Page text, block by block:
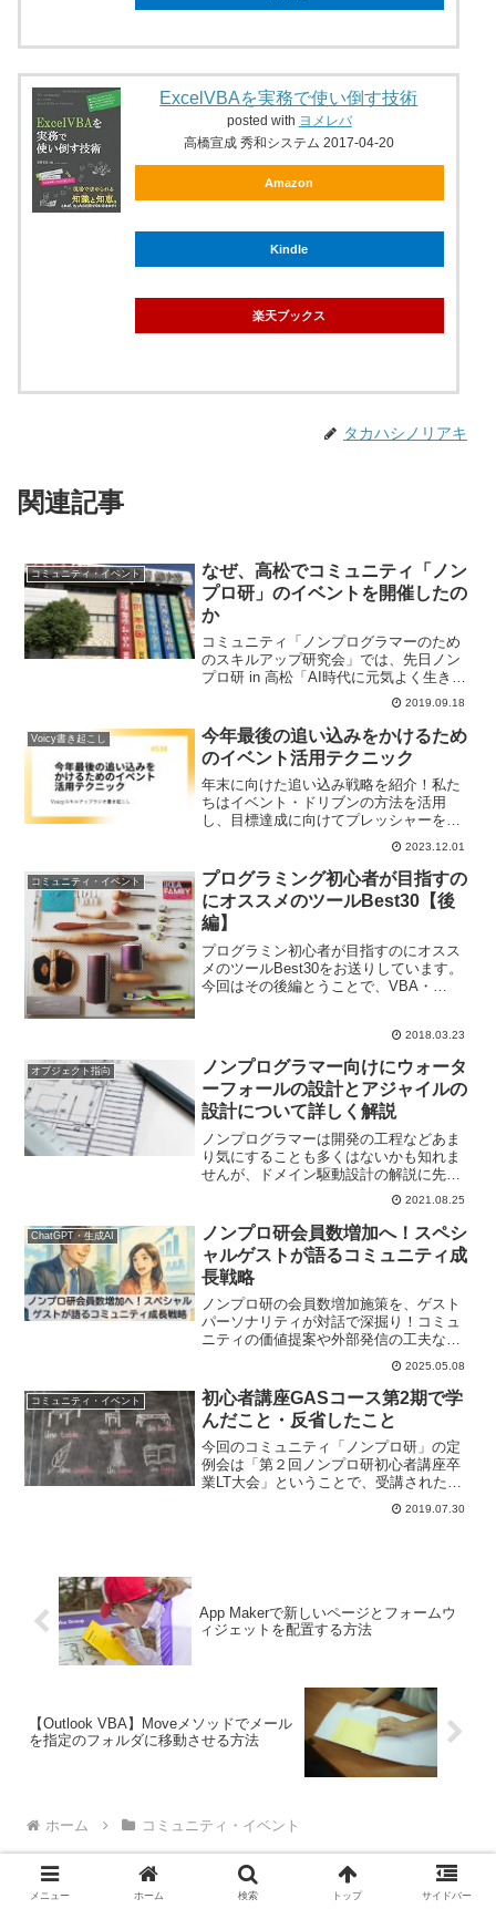
ExcelVBAを実務で使い倒す技術
posted with ヨメレバ
高橋宣成 秀和システム 2017-04-20
Amazon
Kindle
楽天ブックス
タカハシノリアキ
関連記事
コミュニティ・イベント
なぜ、高松でコミュニティ「ノン
プロ研」のイベントを開催したの
か
コミュニティ「ノンプログラマーのため
のスキルアップ研究会」では、先日ノン
プロ研 in 高松「AI時代に元気よく生き残
るためのプログラミングとその身につけ
方」というイベントを開催しました。本
記事はそのレポートです。
2019.09.18
Voicy書き起こし
今年最後の追い込みをかけるため
のイベント活用テクニック
年末に向けた追い込み戦略を紹介！私た
ちはイベント・ドリブンの方法を活用
し、目標達成に向けてプレッシャーをか
けています。この戦術は、成長と進歩に
役立つことが証明されています。
2023.12.01
コミュニティ・イベント
プログラミング初心者が目指すの
にオススメのツールBest30【後
編】
プログラミン初心者が目指すのにオスス
メのツールBest30をお送りしています。
今回はその後編とうことで、VBA・
2018.03.23
オブジェクト指向
ノンプログラマー向けにウォータ
ーフォールの設計とアジャイルの
設計について詳しく解説
ノンプログラマーは開発の工程などあま
り気にすることも多くはないかも知れま
せんが、ドメイン駆動設計の解説に先駆
けまして、本記事ではウォーターフォー
ルの設計とアジャイルの設計について詳
しく解説します。
2021.08.25
ChatGPT・生成AI
ノンプロ研会員数増加へ！スペシ
ャルゲストが語るコミュニティ成
長戦略
ノンプロ研の会員数増加施策を、ゲスト
パーソナリティが対話で深掘り！コミュ
ニティの価値提案や外部発信の工夫など
実践的なアドバイスの数々…そしてパー
2025.05.08
コミュニティ・イベント
初心者講座GASコース第2期で学
んだこと・反省したこと
今回のコミュニティ「ノンプロ研」の定
例会は「第２回ノンプロ研初心者講座卒
業LT大会」ということで、受講された皆
さんに、その成果を発表いただきまし
た。LT大会のレポートと講座全体の振り
2019.07.30
App Makerで新しいページとフォームウ
ィジェットを配置する方法
【Outlook VBA】Moveメソッドでメール
を指定のフォルダに移動させる方法
ホーム コミュニティ・イベント
メニュー ホーム 検索 トップ サイドバー